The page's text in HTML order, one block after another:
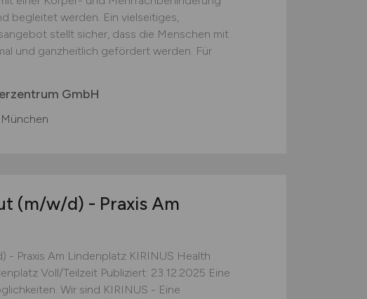
begleitet werden. Ein vielseitiges,
stellt sicher, dass die Menschen mit
und ganzheitlich gefördert werden. Für
GmbH
München
(m/w/d) - Praxis Am
- Praxis Am Lindenplatz KIRINUS Health
Voll/Teilzeit Publiziert: 23.12.2025 Eine
Wir sind KIRINUS - Eine